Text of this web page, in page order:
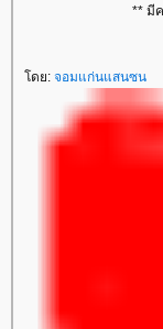
** มี
ดย: จอมแก่นแสนซน